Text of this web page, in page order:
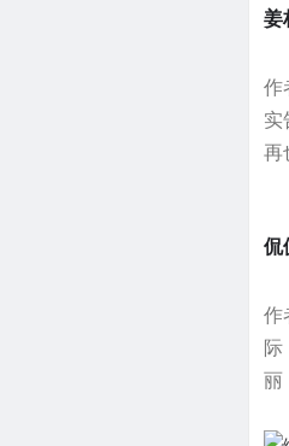
姜
作
实
再
侃
作
际
丽